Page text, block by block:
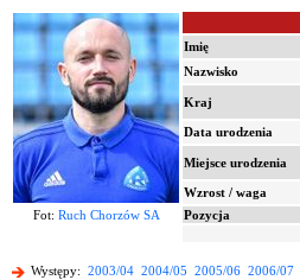
Imię
Nazwisko
Kraj
Data urodzenia
Miejsce urodzenia
Wzrost / waga
Fot: Ruch Chorzów SA Pozycja
Występy: 2003/04 2004/05 2005/06 2006/07